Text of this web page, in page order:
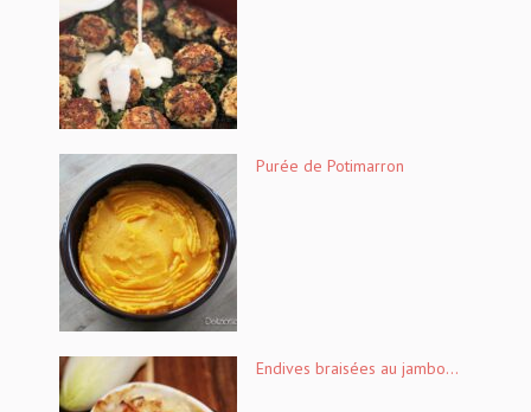
Purée de Potimarron
Endives braisées au jambo...